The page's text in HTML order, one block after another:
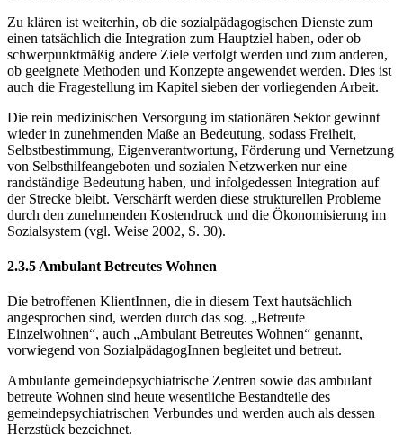
Zu klären ist weiterhin, ob die sozialpädagogischen Dienste zum
einen tatsächlich die In­tegration zum Hauptziel haben, oder ob
schwerpunktmäßig andere Ziele verfolgt werden und zum anderen,
ob geeignete Methoden und Konzepte angewendet werden. Dies ist
auch die Fragestellung im Kapitel sieben der vorliegenden Arbeit.
Die rein medizinischen Versorgung im stationären Sektor gewinnt
wieder in zunehmenden Maße an Bedeutung, sodass Freiheit,
Selbstbestimmung, Eigenverantwortung, Förderung und Vernetzung
von Selbsthilfeangeboten und sozialen Netzwerken nur eine
randständige Bedeutung haben, und infolgedessen Integration auf
der Strecke bleibt. Verschärft werden diese strukturellen Probleme
durch den zunehmenden Kostendruck und die Ökonomisie­rung im
Sozialsystem (vgl. Weise 2002, S. 30).
2.3.5 Ambulant Betreutes Wohnen
Die betroffenen KlientInnen, die in diesem Text hautsächlich
angesprochen sind, werden durch das sog. „Betreute
Einzelwohnen“, auch „Ambulant Betreutes Wohnen“ genannt,
vorwiegend von SozialpädagogInnen begleitet und betreut.
Ambulante gemeindepsychiatrische Zentren sowie das ambulant
betreute Wohnen sind heute wesentliche Bestandteile des
gemeindepsychiatrischen Verbundes und werden auch als dessen
Herzstück bezeichnet.